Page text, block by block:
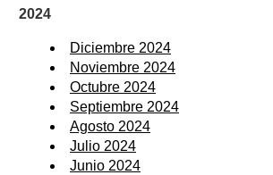
2024
Diciembre 2024
Noviembre 2024
Octubre 2024
Septiembre 2024
Agosto 2024
Julio 2024
Junio 2024